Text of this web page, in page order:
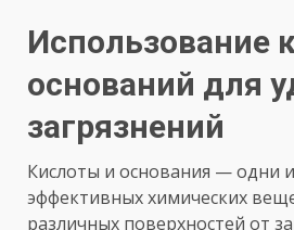
Использование
оснований для
загрязнений
Кислоты и основания — одни
эффективных химических
различных поверхностей от